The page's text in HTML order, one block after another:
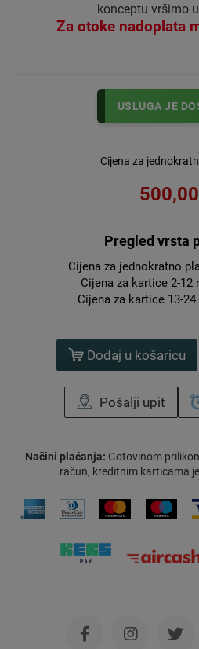
konceptu vršimo
Za otoke nadoplata
USLUGA JE
Cijena za
500,00
Pregled vrsta
Cijena za jednokratno
Cijena za kartice 2-12
Cijena za kartice 13-24
Dodaj u košaricu
Pošalji upit
Načini plaćanja: Gotovinom
račun, kreditnim karticama